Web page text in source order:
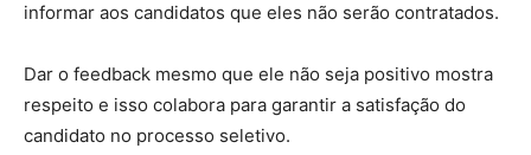
informar aos candidatos que eles não serão contratados.
Dar o feedback mesmo que ele não seja positivo mostra
respeito e isso colabora para garantir a satisfação do
candidato no processo seletivo.